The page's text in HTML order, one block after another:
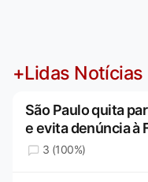
+Lidas Notícias
São Paulo quita
e evita denúncia à
3 (100%)